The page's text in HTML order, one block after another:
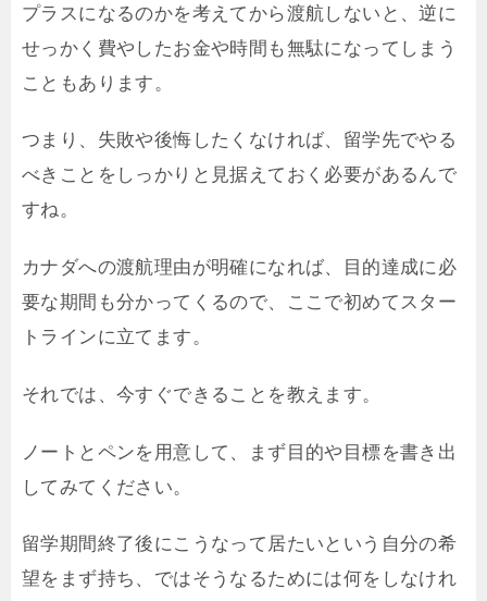
プラスになるのかを考えてから渡航しないと、逆に
せっかく費やしたお金や時間も無駄になってしまう
こともあります。
つまり、失敗や後悔したくなければ、留学先でやる
べきことをしっかりと見据えておく必要があるんで
すね。
カナダへの渡航理由が明確になれば、目的達成に必
要な期間も分かってくるので、ここで初めてスター
トラインに立てます。
それでは、今すぐできることを教えます。
ノートとペンを用意して、まず目的や目標を書き出
してみてください。
留学期間終了後にこうなって居たいという自分の希
望をまず持ち、ではそうなるためには何をしなけれ